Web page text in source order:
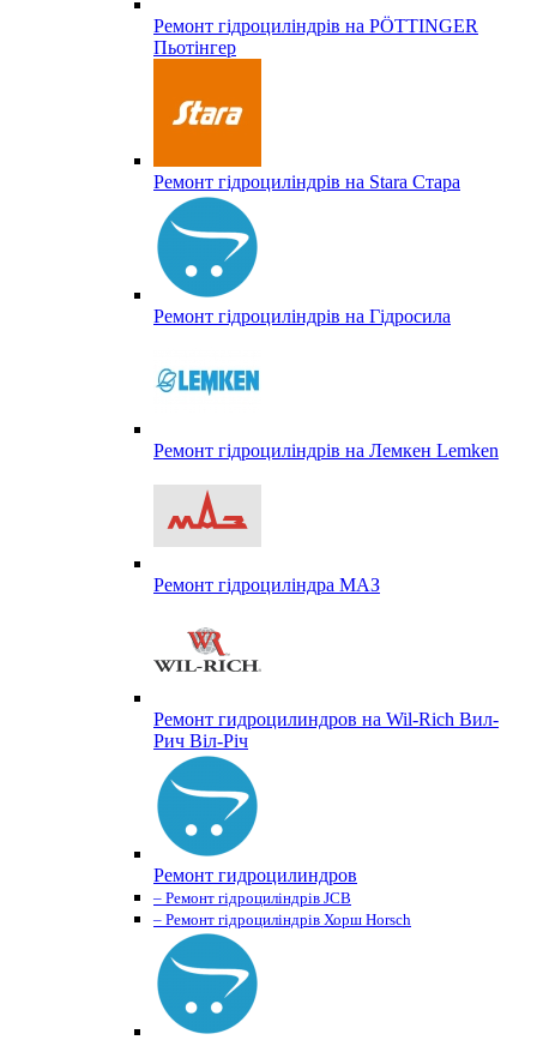
Ремонт гідроциліндрів на PÖTTINGER
Пьотінгер
Ремонт гідроциліндрів на Stara Стара
Ремонт гідроциліндрів на Гідросила
Ремонт гідроциліндрів на Лемкен Lemken
Ремонт гідроциліндра МАЗ
Ремонт гидроцилиндров на Wil-Rich Вил-
Рич Віл-Річ
Ремонт гидроцилиндров
– Ремонт гідроциліндрів JCB
– Ремонт гідроциліндрів Хорш Horsch